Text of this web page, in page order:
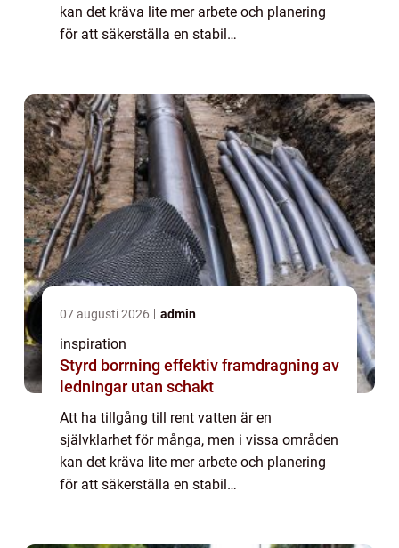
kan det kräva lite mer arbete och planering
för att säkerställa en stabil
07 augusti 2026 admin
inspiration
Styrd borrning effektiv framdragning av
ledningar utan schakt
Att ha tillgång till rent vatten är en
självklarhet för många, men i vissa områden
kan det kräva lite mer arbete och planering
för att säkerställa en stabil